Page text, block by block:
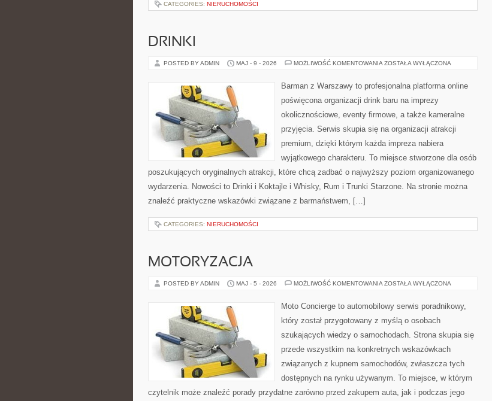
CATEGORIES: NIERUCHOMOŚCI
DRINKI
POSTED BY ADMIN MAJ - 9 - 2026 MOŻLIWOŚĆ KOMENTOWANIA DRINKI
ZOSTAŁA WYŁĄCZONA
Barman z Warszawy to profesjonalna platforma online
poświęcona organizacji drink baru na imprezy
okolicznościowe, eventy firmowe, a także kameralne
przyjęcia. Serwis skupia się na organizacji atrakcji
premium, dzięki którym każda impreza nabiera
wyjątkowego charakteru. To miejsce stworzone dla osób
poszukujących oryginalnych atrakcji, które chcą zadbać o najwyższy poziom organizowanego
wydarzenia. Nowości to Drinki i Koktajle i Whisky, Rum i Trunki Starzone. Na stronie można
znaleźć praktyczne wskazówki związane z barmaństwem, […]
CATEGORIES: NIERUCHOMOŚCI
MOTORYZACJA
POSTED BY ADMIN MAJ - 5 - 2026 MOŻLIWOŚĆ KOMENTOWANIA MOTORYZACJA
ZOSTAŁA WYŁĄCZONA
Moto Concierge to automobilowy serwis poradnikowy,
który został przygotowany z myślą o osobach
szukających wiedzy o samochodach. Strona skupia się
przede wszystkim na konkretnych wskazówkach
związanych z kupnem samochodów, zwłaszcza tych
dostępnych na rynku używanym. To miejsce, w którym
czytelnik może znaleźć porady przydatne zarówno przed zakupem auta, jak i podczas jego